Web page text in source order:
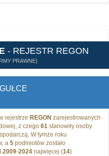
- REJESTR REGON
PRAWNE)
rejestrze REGON zarejestrowanych
z czego 61 stanowiły osoby
W tymże roku
a 5 podmiotów zostało
2009-2024 najwięcej (14)